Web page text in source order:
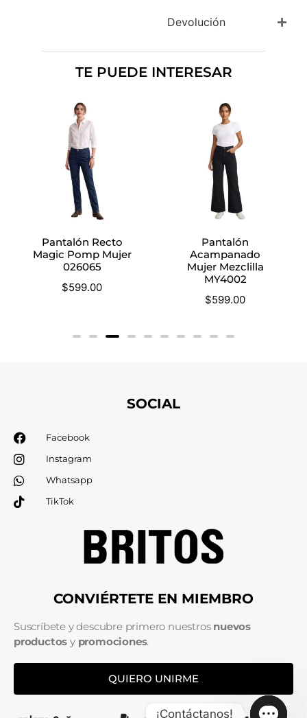
Devolución
TE PUEDE INTERESAR
Pantalón Recto
Magic Pomp Mujer
026065
$599.00
Pantalón
Acampanado
Mujer Mezclilla
MY4002
$599.00
SOCIAL
Facebook
Instagram
Whatsapp
TikTok
CONVIÉRTETE EN MIEMBRO
Suscríbete y descubre primero nuestros nuevos
productos y promociones.
QUIERO UNIRME
¡Contáctanos!